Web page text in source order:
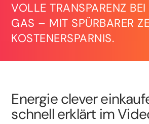
VOLLE TRANSPARENZ
GAS – MIT SPÜRBARER
KOSTENERSPARNIS.
Energie clever
schnell erklärt im